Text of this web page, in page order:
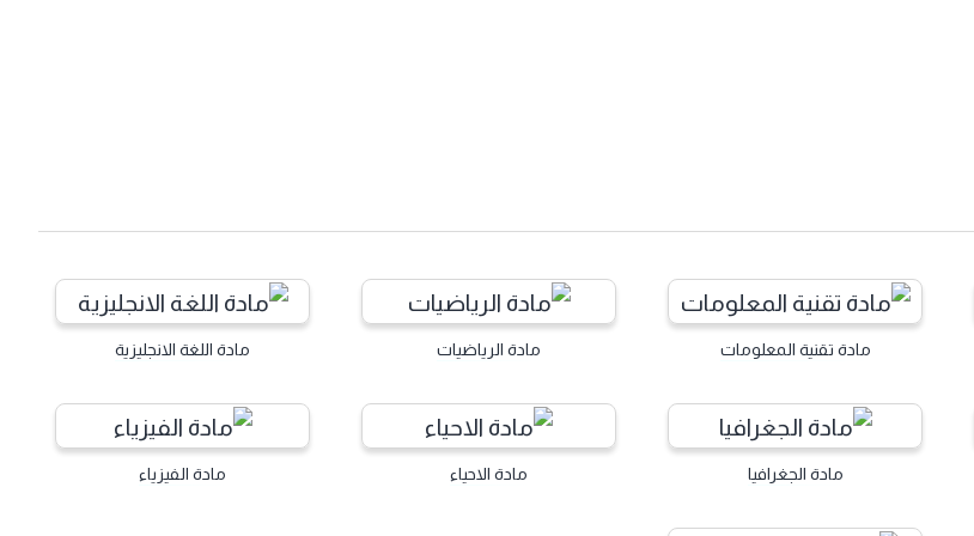
مادة تقنية المعلومات مادة الرياضيات مادة اللغة الانجليزية
مادة الجغرافيا مادة الاحياء مادة الفيزياء